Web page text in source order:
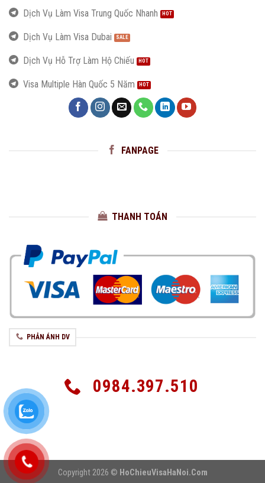
Dịch Vụ Làm Visa Trung Quốc Nhanh
Dịch Vụ Làm Visa Dubai
Dịch Vụ Hỗ Trợ Làm Hộ Chiếu
Visa Multiple Hàn Quốc 5 Năm
FANPAGE
THANH TOÁN
PHẢN ÁNH DV
0984.397.510
Copyright 2026 © HoChieuVisaHaNoi.Com